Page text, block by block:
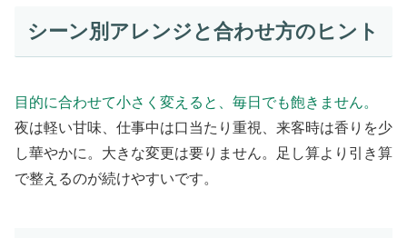
シーン別アレンジと合わせ方のヒント
目的に合わせて小さく変えると、毎日でも飽きません。
夜は軽い甘味、仕事中は口当たり重視、来客時は香りを少
し華やかに。大きな変更は要りません。足し算より引き算
で整えるのが続けやすいです。